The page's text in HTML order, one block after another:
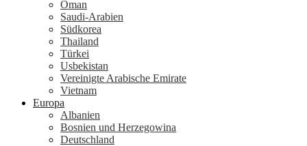
Oman
Saudi-Arabien
Südkorea
Thailand
Türkei
Usbekistan
Vereinigte Arabische Emirate
Vietnam
Europa
Albanien
Bosnien und Herzegowina
Deutschland